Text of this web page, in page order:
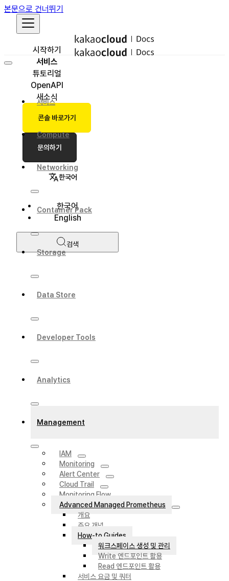
본문으로 건너뛰기
시작하기
서비스
튜토리얼
OpenAPI
새소식
콘솔 바로가기
문의하기
한국어
한국어
English
검색
서비스
Compute
Networking
Container Pack
Storage
Data Store
Developer Tools
Analytics
Management
IAM
Monitoring
Alert Center
Cloud Trail
Monitoring Flow
Advanced Managed Prometheus
개요
주요 개념
How-to Guides
워크스페이스 생성 및 관리
Write 엔드포인트 활용
Read 엔드포인트 활용
서비스 요금 및 쿼터